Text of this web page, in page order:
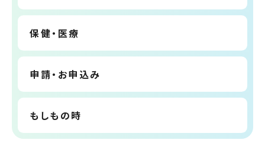
保健・医療
申請・お申込み
もしもの時